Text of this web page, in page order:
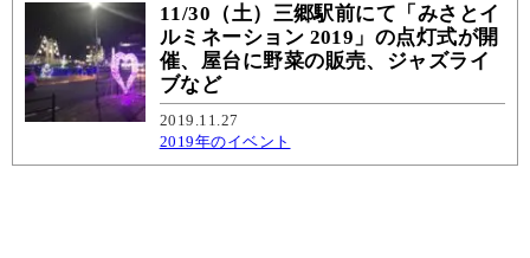
11/30（土）三郷駅前にて「みさとイ
ルミネーション 2019」の点灯式が開
催、屋台に野菜の販売、ジャズライ
ブなど
2019.11.27
2019年のイベント